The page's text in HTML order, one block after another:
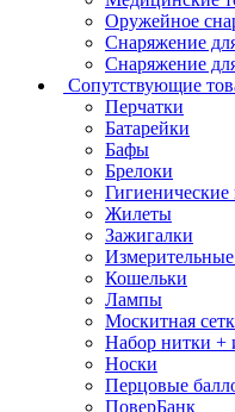
Оружейное
Снаряжение
Снаряжение
Сопутствующие
Перчатки
Батарейки
Бафы
Брелоки
Жилеты
Зажигалки
Кошельки
Лампы
Москитная
Набор нитки +
Носки
Перцовые
ПоверБанк